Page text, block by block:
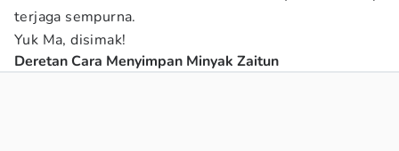
terjaga sempurna.
Yuk Ma, disimak!
Deretan Cara Menyimpan Minyak Zaitun